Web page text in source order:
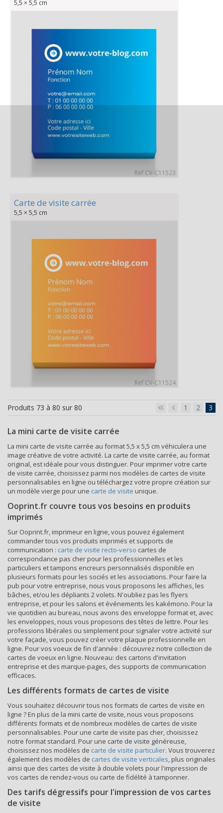
5,5 × 5,5 cm
Ref CV-C11523
Carte de visite carrée
5,5 × 5,5 cm
Ref CV-C11524
Produits 73 à 80 sur 80 1 2 3
La mini carte de visite carrée
La mini carte de visite carrée au format 5,5 x 5,5 cm véhiculera une
image créative de votre activité. La carte de visite carrée, au format
original, est idéale pour vous distinguer. Pour imprimer votre carte
de visite carrée, choisissez parmi nos modèles de cartes de visite
personnalisables en ligne ou téléchargez votre propre création sur
un modèle vierge pour une carte de visite unique.
Ooprint.fr couvre tous vos besoins en produits
imprimés
Sur Ooprint.fr, imprimeur en ligne, vous pouvez également
commander tous vos produits imprimés et supports de
communication : carte de visite recto-verso cartes de
correspondance pas cher pour les professionnelles et les
particuliers et tampons encreurs personnalisés disponible en
plusieurs formats pour les sociés et les associations. Pour faire la
pub pour votre entreprise, nous vous proposons les affiches, les
bâches, et/ou les dépliants 2 volets. N'oubliez pas les flyers
entreprise, et pour les salons et événements les kakémono. Pour la
vie quotidien au bureau, nous avons des enveloppe format et, avec
les enveloppes, nous vous proposons des têtes de lettre. Pour les
professions libérales ou simplement pour signaler votre activité sur
votre façade, vous pouvez créer votre plaque professionnelle en
ligne. Pour vos voeux de fin d'année : découvrez notre collection de
cartes de voeux en ligne. Nouveau: des cartons d'invitation
entreprise et des marque-pages, des supports de communication
efficaces.
Les différents formats de cartes de visite
Vous souhaitez découvrir tous nos formats de cartes de visite en
ligne ? En plus de la mini carte de visite, nous vous proposons
différents formats et de nombreux modèles de cartes de visite
personnalisables. Pour une carte de visite pas cher, choisissez
notre format standard. Pour une carte de visite généreuse,
choisissez nos modèles de carte de visite particulier. Vous trouverez
également des modèles de cartes de visite verticales, plus originales
ainsi que des cartes de visite à double volets pour l'impression de
vos cartes de rendez-vous ou carte de fidélité à tamponner.
Des tarifs dégressifs pour l'impression de vos cartes
de visite